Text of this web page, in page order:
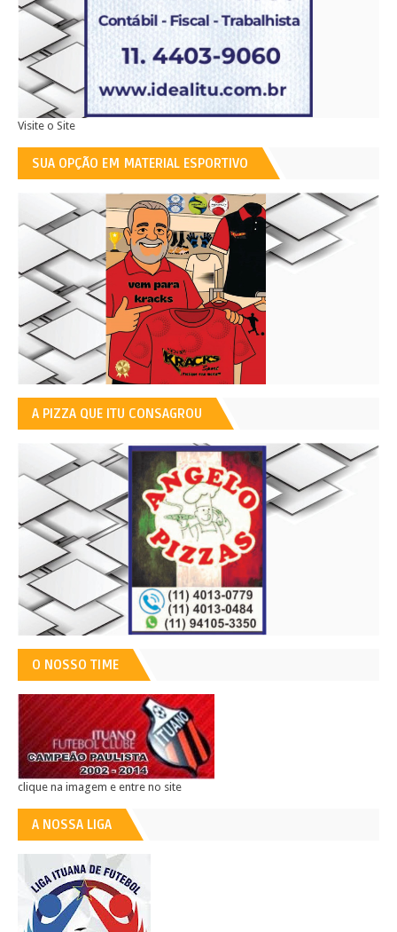
Visite o Site
SUA OPÇÃO EM MATERIAL ESPORTIVO
A PIZZA QUE ITU CONSAGROU
O NOSSO TIME
clique na imagem e entre no site
A NOSSA LIGA